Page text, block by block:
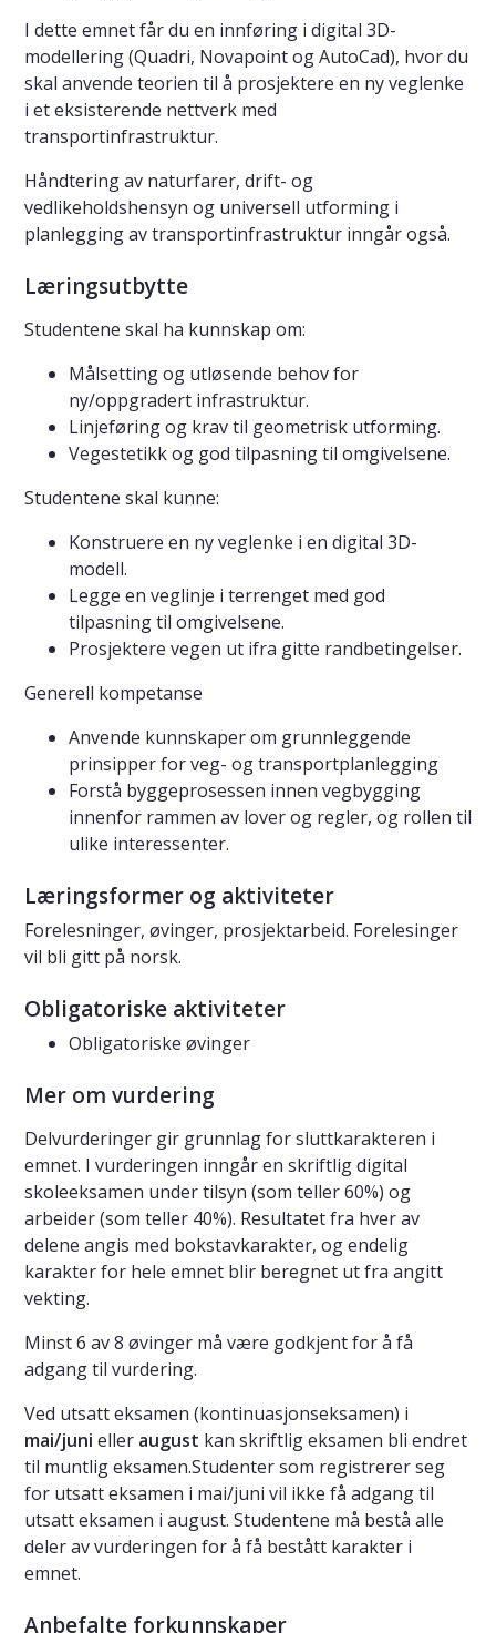
I dette emnet får du en innføring i digital 3D-
modellering (Quadri, Novapoint og AutoCad), hvor du
skal anvende teorien til å prosjektere en ny veglenke
i et eksisterende nettverk med
transportinfrastruktur.
Håndtering av naturfarer, drift- og
vedlikeholdshensyn og universell utforming i
planlegging av transportinfrastruktur inngår også.
Læringsutbytte
Studentene skal ha kunnskap om:
Målsetting og utløsende behov for
ny/oppgradert infrastruktur.
Linjeføring og krav til geometrisk utforming.
Vegestetikk og god tilpasning til omgivelsene.
Studentene skal kunne:
Konstruere en ny veglenke i en digital 3D-
modell.
Legge en veglinje i terrenget med god
tilpasning til omgivelsene.
Prosjektere vegen ut ifra gitte randbetingelser.
Generell kompetanse
Anvende kunnskaper om grunnleggende
prinsipper for veg- og transportplanlegging
Forstå byggeprosessen innen vegbygging
innenfor rammen av lover og regler, og rollen til
ulike interessenter.
Læringsformer og aktiviteter
Forelesninger, øvinger, prosjektarbeid. Forelesinger
vil bli gitt på norsk.
Obligatoriske aktiviteter
Obligatoriske øvinger
Mer om vurdering
Delvurderinger gir grunnlag for sluttkarakteren i
emnet. I vurderingen inngår en skriftlig digital
skoleeksamen under tilsyn (som teller 60%) og
arbeider (som teller 40%). Resultatet fra hver av
delene angis med bokstavkarakter, og endelig
karakter for hele emnet blir beregnet ut fra angitt
vekting.
Minst 6 av 8 øvinger må være godkjent for å få
adgang til vurdering.
Ved utsatt eksamen (kontinuasjonseksamen) i
mai/juni eller august kan skriftlig eksamen bli endret
til muntlig eksamen.Studenter som registrerer seg
for utsatt eksamen i mai/juni vil ikke få adgang til
utsatt eksamen i august. Studentene må bestå alle
deler av vurderingen for å få bestått karakter i
emnet.
Anbefalte forkunnskaper